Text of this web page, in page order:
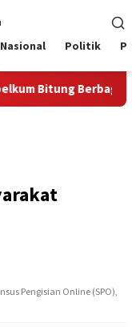
Nasional Politik
Bitung Berbagi,
Pengisian Online (SPO),